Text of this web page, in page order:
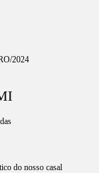
2024
do nosso casal